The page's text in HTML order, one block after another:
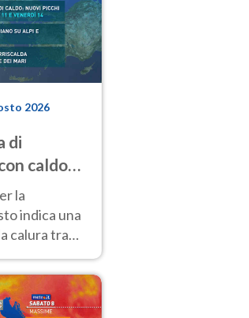
2026
di
caldo
la
indica una
calura tra